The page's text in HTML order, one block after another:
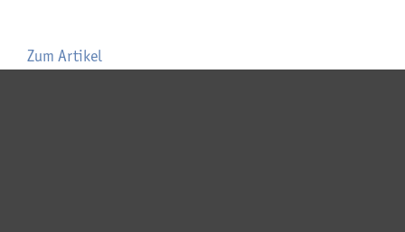
Zum Artikel